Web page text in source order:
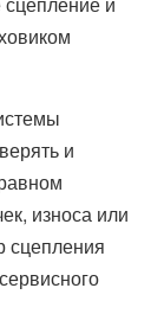
и
износа или
сцепления